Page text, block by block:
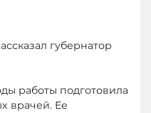
губернатор
работы подготовила
врачей. Ее